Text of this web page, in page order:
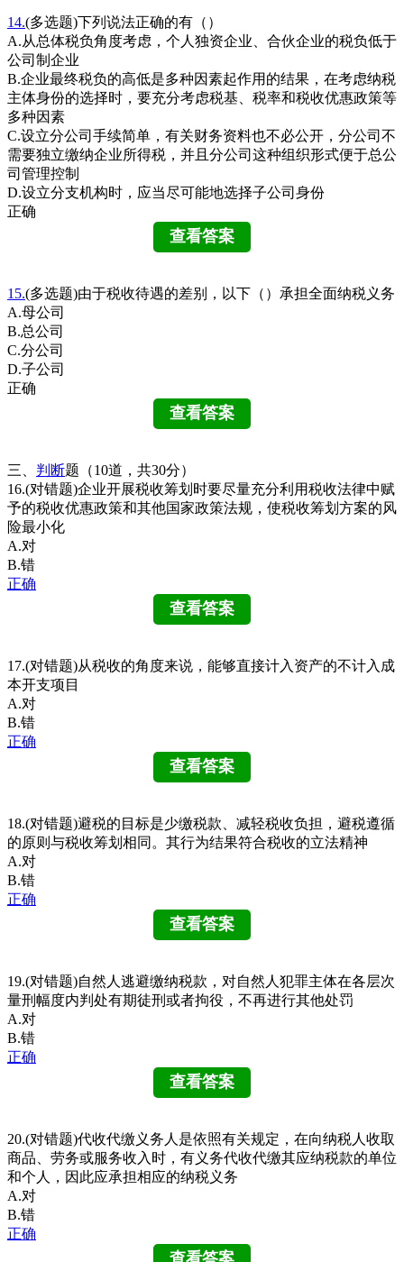
14.(多选题)下列说法正确的有（）
A.从总体税负角度考虑，个人独资企业、合伙企业的税负低于
公司制企业
B.企业最终税负的高低是多种因素起作用的结果，在考虑纳税
主体身份的选择时，要充分考虑税基、税率和税收优惠政策等
多种因素
C.设立分公司手续简单，有关财务资料也不必公开，分公司不
需要独立缴纳企业所得税，并且分公司这种组织形式便于总公
司管理控制
D.设立分支机构时，应当尽可能地选择子公司身份
正确
15.(多选题)由于税收待遇的差别，以下（）承担全面纳税义务
A.母公司
B.总公司
C.分公司
D.子公司
正确
三、 判断题（10道，共30分）
16.(对错题)企业开展税收筹划时要尽量充分利用税收法律中赋
予的税收优惠政策和其他国家政策法规，使税收筹划方案的风
险最小化
A.对
B.错
正确
17.(对错题)从税收的角度来说，能够直接计入资产的不计入成
本开支项目
A.对
B.错
正确
18.(对错题)避税的目标是少缴税款、减轻税收负担，避税遵循
的原则与税收筹划相同。其行为结果符合税收的立法精神
A.对
B.错
正确
19.(对错题)自然人逃避缴纳税款，对自然人犯罪主体在各层次
量刑幅度内判处有期徒刑或者拘役，不再进行其他处罚
A.对
B.错
正确
20.(对错题)代收代缴义务人是依照有关规定，在向纳税人收取
商品、劳务或服务收入时，有义务代收代缴其应纳税款的单位
和个人，因此应承担相应的纳税义务
A.对
B.错
正确